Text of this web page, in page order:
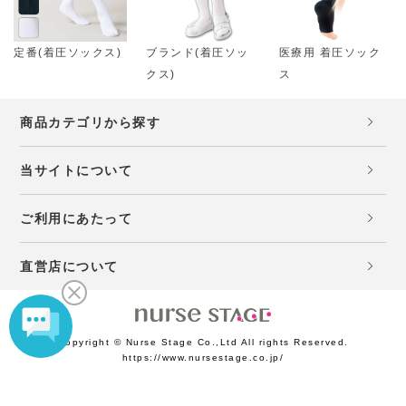
定番(着圧ソックス)
ブランド(着圧ソッ
クス)
医療用 着圧ソック
ス
商品カテゴリから探す
当サイトについて
ご利用にあたって
直営店について
Copyright © Nurse Stage Co.,Ltd All rights Reserved.
https://www.nursestage.co.jp/